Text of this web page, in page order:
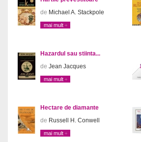
de Michael A. Stackpole
mai mult
Hazardul sau stiinta...
de Jean Jacques
mai mult
Hectare de diamante
de Russell H. Conwell
mai mult